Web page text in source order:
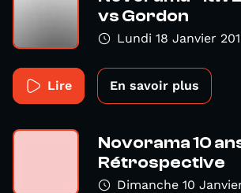
vs Gordon
Lundi 18 Janvier
Lire En savoir plus
Novorama 10
Rétrospective
Dimanche 10